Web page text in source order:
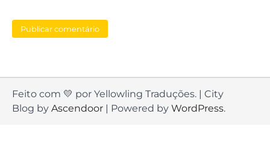
Feito com 💛 por Yellowling Traduções. | City
Blog by Ascendoor | Powered by WordPress.